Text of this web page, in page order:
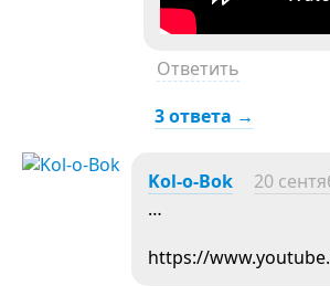
Ответить
3 ответа →
Kol-o-Bok 20
…
https://